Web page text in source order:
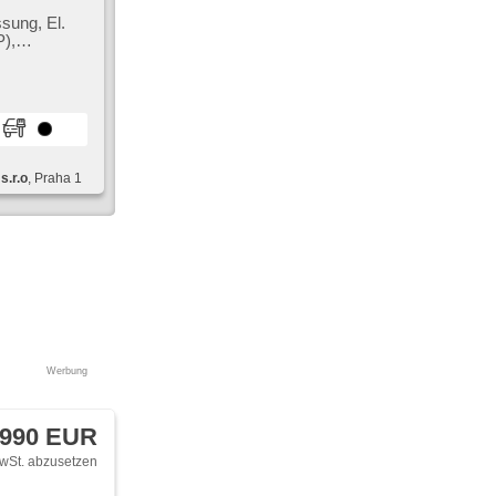
El.
, Praha 1
Werbung
EUR
abzusetzen